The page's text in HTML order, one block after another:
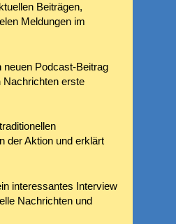
Beiträgen,
Meldungen im
neuen Podcast-Beitrag
Nachrichten erste
der Aktion und erklärt
interessantes Interview
Nachrichten und